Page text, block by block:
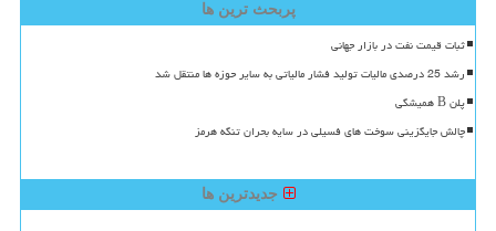
پربحث ترین ها
ثبات قیمت نفت در بازار جهانی
رشد 25 درصدی مالیات تولید فشار مالیاتی به سایر حوزه ها منتقل شد
پلن B همیشگی
چالش جایگزینی سوخت های فسیلی در سایه بحران تنگه هرمز
جدیدترین ها